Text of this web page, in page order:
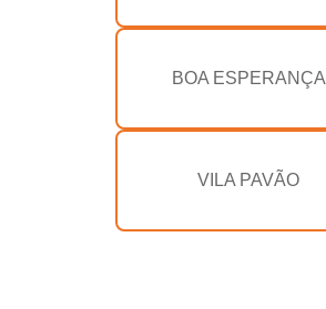
BOA ESPERANÇA
VILA PAVÃO